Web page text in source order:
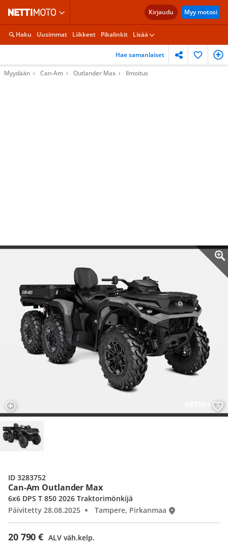
Kirjaudu Myy motosi
Haku Uusimmat Liikkeet Pikalinkit Lisää
Hae samanlaiset
Myydään Can-Am Outlander Max Ilmoitus
Can-Am Outlander Max
20 790 € ALV väh.kelp.
6x6 DPS T 850 2026 Traktorimönkijä
Päivitetty 28.08.2025
Tampere, Pirkanmaa
ID 3283752